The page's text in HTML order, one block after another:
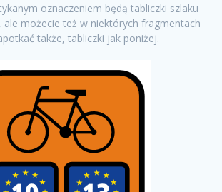
oznaczeniem będą tabliczki szlaku
ale możecie też w niektórych fragmentach
także, tabliczki jak poniżej.